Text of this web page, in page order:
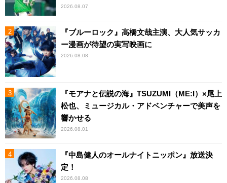
2026.08.07
『ブルーロック』高橋文哉主演、大人気サッカ
ー漫画が待望の実写映画に
2026.08.08
『モアナと伝説の海』TSUZUMI（ME:I）×尾上
松也、ミュージカル・アドベンチャーで美声を
響かせる
2026.08.01
『中島健人のオールナイトニッポン』放送決
定！
2026.08.08